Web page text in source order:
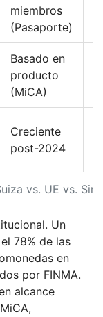
vs. UE vs.
miembros
(Pasaporte)
Basado en
producto
(MiCA)
Creciente
post-2024
Un
78% de las
en
por FINMA.
alcance